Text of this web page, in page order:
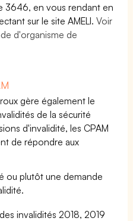
3646, en vous rendant en
sur le site AMELI.Voir
d'organisme de
gère également le
de la sécurité
d'invalidité, les CPAM
de répondre aux
ou plutôt une demande
invalidités 2018, 2019